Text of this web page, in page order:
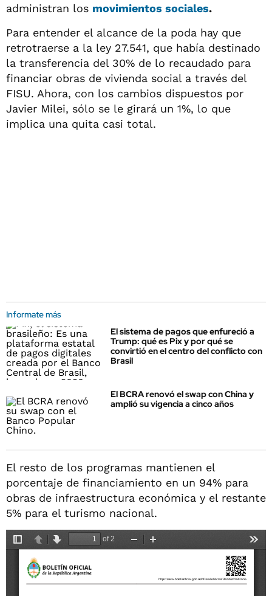
administran los movimientos sociales.
Para entender el alcance de la poda hay que
retrotraerse a la ley 27.541, que había destinado
la transferencia del 30% de lo recaudado para
financiar obras de vivienda social a través del
FISU. Ahora, con los cambios dispuestos por
Javier Milei, sólo se le girará un 1%, lo que
implica una quita casi total.
Informate más
El sistema de pagos que enfureció a
Trump: qué es Pix y por qué se
convirtió en el centro del conflicto con
Brasil
El BCRA renovó el swap con China y
amplió su vigencia a cinco años
El resto de los programas mantienen el
porcentaje de financiamiento en un 94% para
obras de infraestructura económica y el restante
5% para el turismo nacional.